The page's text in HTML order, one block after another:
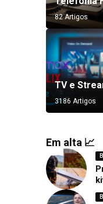
82 Artigos
TV e
3186 Artigos
Em alta 📈